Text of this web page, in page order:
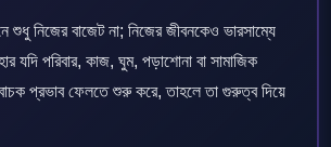
শুধু নিজের বাজেট না; নিজের জীবনকেও ভারসাম্যে
যদি পরিবার, কাজ, ঘুম, পড়াশোনা বা সামাজিক
প্রভাব ফেলতে শুরু করে, তাহলে তা গুরুত্ব দিয়ে